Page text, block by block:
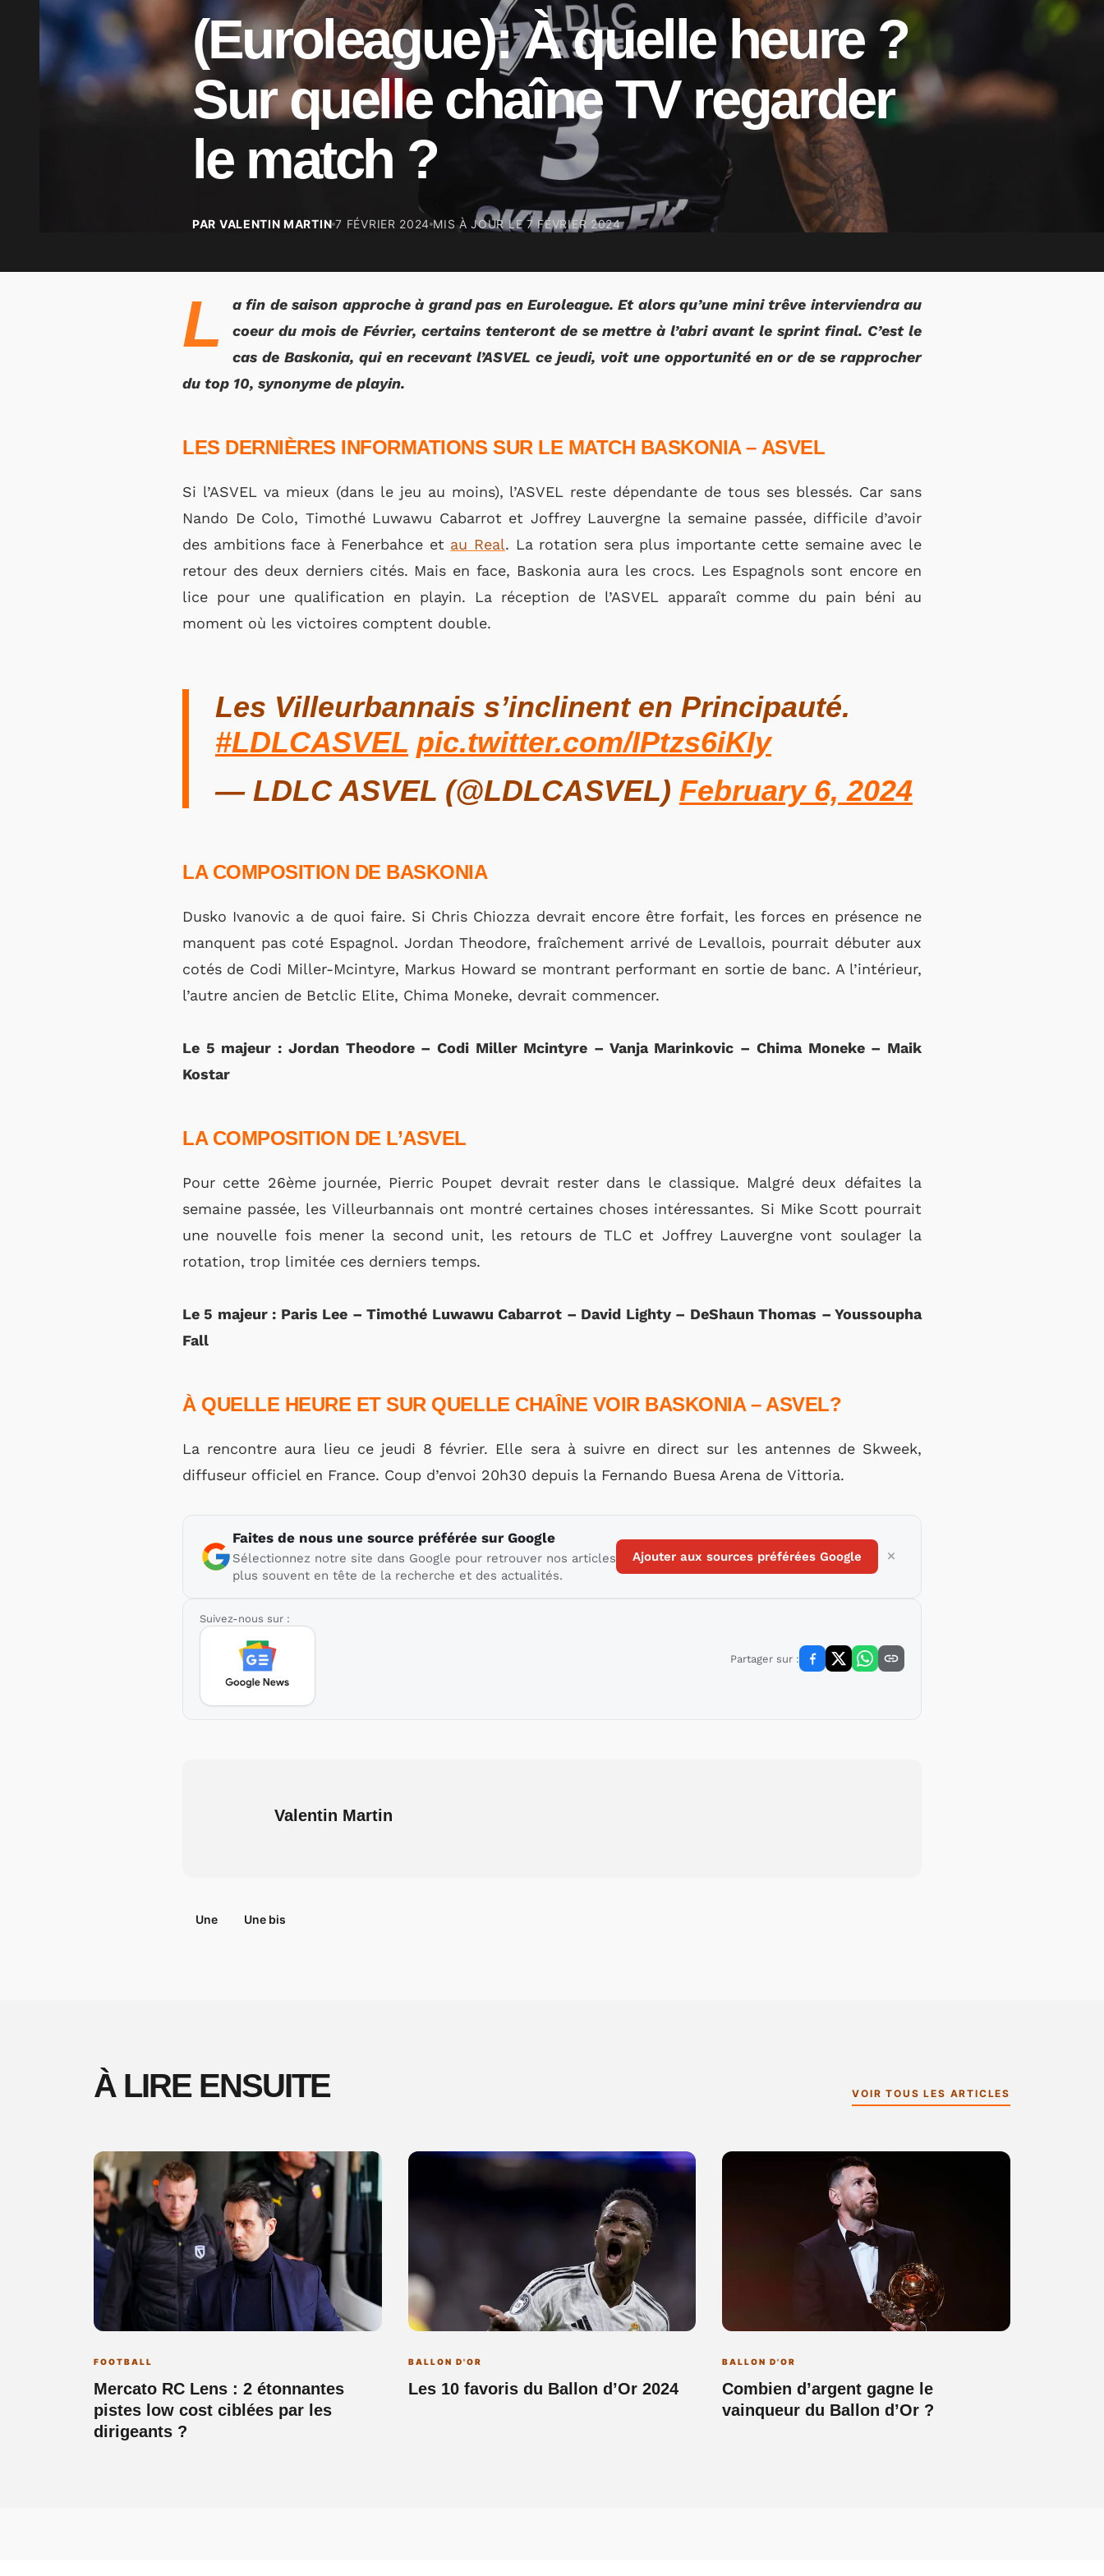
(Euroleague): À quelle heure ?
Sur quelle chaîne TV regarder
le match ?
PAR VALENTIN MARTIN 7 FÉVRIER 2024 MIS À JOUR LE7 FÉVRIER 2024
L
a fin de saison approche à grand pas en Euroleague. Et alors qu’une mini trêve interviendra au
coeur du mois de Février, certains tenteront de se mettre à l’abri avant le sprint final. C’est le
cas de Baskonia, qui en recevant l’ASVEL ce jeudi, voit une opportunité en or de se rapprocher
du top 10, synonyme de playin.
LES DERNIÈRES INFORMATIONS SUR LE MATCH BASKONIA– ASVEL
Si l’ASVEL va mieux (dans le jeu au moins), l’ASVEL reste dépendante de tous ses blessés. Car sans
Nando De Colo, Timothé Luwawu Cabarrot et Joffrey Lauvergne la semaine passée, difficile d’avoir
des ambitions face à Fenerbahce et au Real. La rotation sera plus importante cette semaine avec le
retour des deux derniers cités. Mais en face, Baskonia aura les crocs. Les Espagnols sont encore en
lice pour une qualification en playin. La réception de l’ASVEL apparaît comme du pain béni au
moment où les victoires comptent double.
Les Villeurbannais s’inclinent en Principauté.
#LDLCASVEL pic.twitter.com/IPtzs6iKIy
— LDLC ASVEL (@LDLCASVEL) February 6, 2024
LA COMPOSITION DE BASKONIA
Dusko Ivanovic a de quoi faire. Si Chris Chiozza devrait encore être forfait, les forces en présence ne
manquent pas coté Espagnol. Jordan Theodore, fraîchement arrivé de Levallois, pourrait débuter aux
cotés de Codi Miller-Mcintyre, Markus Howard se montrant performant en sortie de banc. A l’intérieur,
l’autre ancien de Betclic Elite, Chima Moneke, devrait commencer.
Le 5 majeur : Jordan Theodore – Codi Miller Mcintyre – Vanja Marinkovic – Chima Moneke – Maik
Kostar
LA COMPOSITION DE L’ASVEL
Pour cette 26ème journée, Pierric Poupet devrait rester dans le classique. Malgré deux défaites la
semaine passée, les Villeurbannais ont montré certaines choses intéressantes. Si Mike Scott pourrait
une nouvelle fois mener la second unit, les retours de TLC et Joffrey Lauvergne vont soulager la
rotation, trop limitée ces derniers temps.
Le 5 majeur : Paris Lee – Timothé Luwawu Cabarrot – David Lighty – DeShaun Thomas – Youssoupha
Fall
À QUELLE HEURE ET SUR QUELLE CHAÎNE VOIR BASKONIA – ASVEL?
La rencontre aura lieu ce jeudi 8 février. Elle sera à suivre en direct sur les antennes de Skweek,
diffuseur officiel en France. Coup d’envoi 20h30 depuis la Fernando Buesa Arena de Vittoria.
Faites de nous une source préférée sur Google
Sélectionnez notre site dans Google pour retrouver nos articles
plus souvent en tête de la recherche et des actualités.
Ajouter aux sources préférées Google
Suivez-nous sur :
Partager sur :
Valentin Martin
Une Une bis
À LIRE ENSUITE VOIR TOUS LES ARTICLES
FOOTBALL
Mercato RC Lens : 2 étonnantes
pistes low cost ciblées par les
dirigeants ?
BALLON D'OR
Les 10 favoris du Ballon d’Or 2024
BALLON D'OR
Combien d’argent gagne le
vainqueur du Ballon d’Or ?